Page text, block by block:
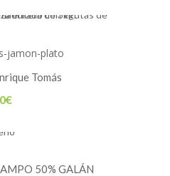
Tomás
€
50% GALÁN